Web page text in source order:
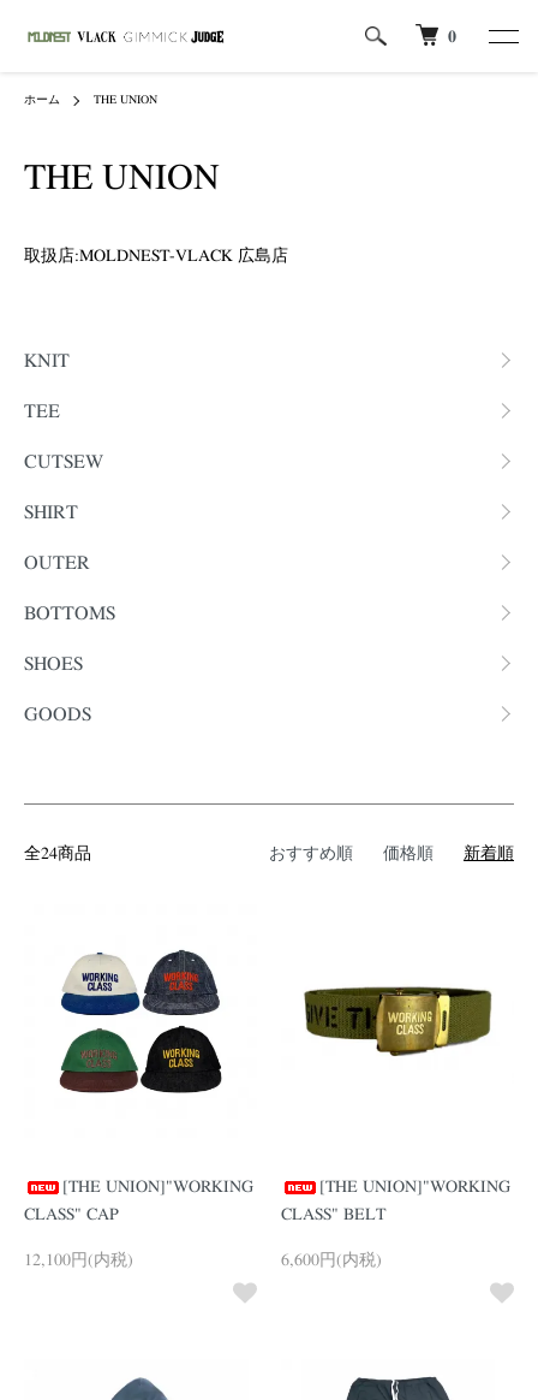
0
ホーム THE UNION
THE UNION
取扱店:MOLDNEST-VLACK 広島店
カテゴリー一覧
KNIT
TEE
CUTSEW
SHIRT
OUTER
BOTTOMS
SHOES
GOODS
全24商品 おすすめ順 価格順 新着順
[THE UNION]"WORKING
CLASS" CAP
12,100円(内税)
[THE UNION]"WORKING
CLASS" BELT
6,600円(内税)